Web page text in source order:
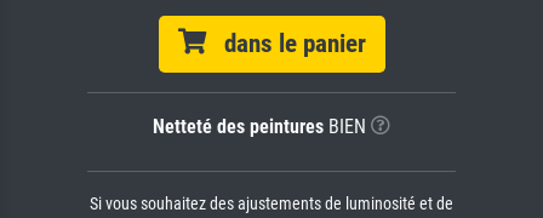
dans le panier
Netteté des peintures BIEN
Si vous souhaitez des ajustements de luminosité et de